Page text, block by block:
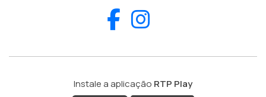
Facebook
Instale a aplicação RTP Play